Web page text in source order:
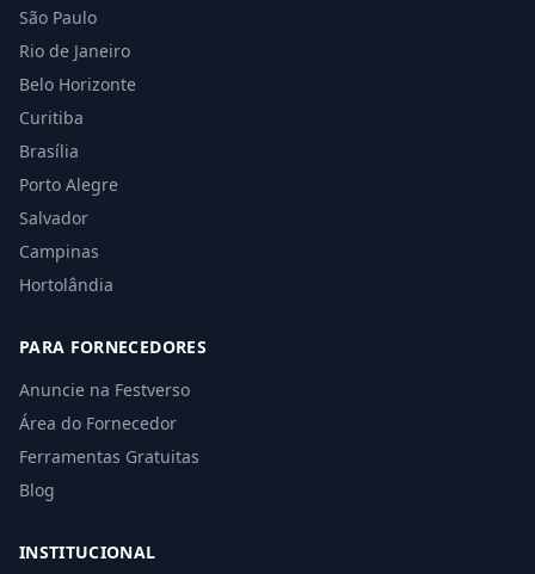
São Paulo
Rio de Janeiro
Belo Horizonte
Curitiba
Brasília
Porto Alegre
Salvador
Campinas
Hortolândia
PARA FORNECEDORES
Anuncie na Festverso
Área do Fornecedor
Ferramentas Gratuitas
Blog
INSTITUCIONAL